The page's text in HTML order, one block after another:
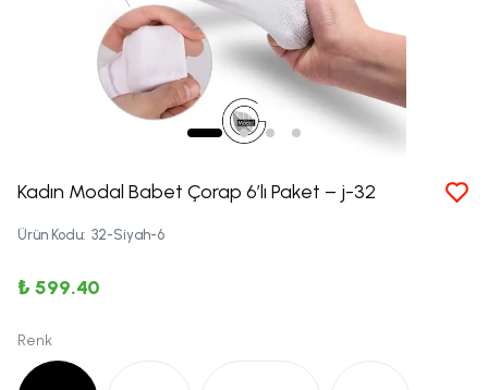
Kadın Modal Babet Çorap 6’lı Paket – j-32
Ürün Kodu: 32-Siyah-6
₺ 599.40
Renk